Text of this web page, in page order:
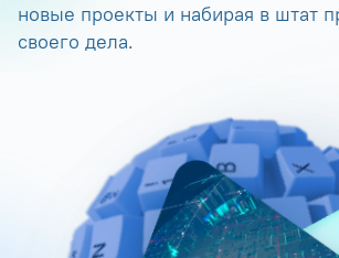
новые проекты и набирая в штат
своего дела.